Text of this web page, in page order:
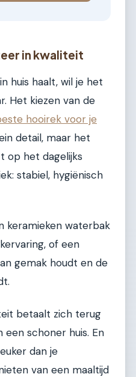
in kwaliteit
huis haalt, wil je het
Het kiezen van de
hooirek voor je
detail, maar het
op het dagelijks
stabiel, hygiënisch
keramieken waterbak
of een
gemak houdt en de
betaalt zich terug
een schoner huis. En
dan je
van een maaltijd